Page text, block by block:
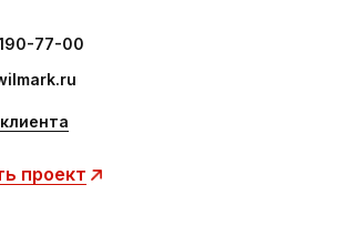
77-00
проект